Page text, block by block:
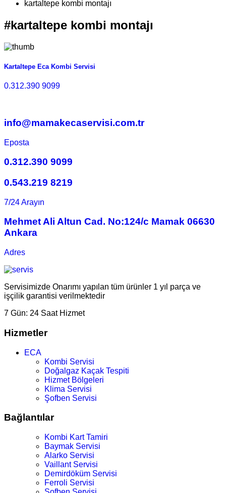
kartaltepe kombi montajı
#kartaltepe kombi montajı
Kartaltepe Eca Kombi Servisi
0.312.390 9099
info@mamakecaservisi.com.tr
Eposta
0.312.390 9099
0.543.219 8219
7/24 Arayın
Mehmet Ali Altun Cad. No:124/c Mamak 06630
Ankara
Adres
Servisimizde Onarımı yapılan tüm ürünler 1 yıl parça ve
işçilik garantisi verilmektedir
7 Gün: 24 Saat Hizmet
Hizmetler
ECA
Kombi Servisi
Doğalgaz Kaçak Tespiti
Hizmet Bölgeleri
Klima Servisi
Şofben Servisi
Bağlantılar
Kombi Kart Tamiri
Baymak Servisi
Alarko Servisi
Vaillant Servisi
Demirdöküm Servisi
Ferroli Servisi